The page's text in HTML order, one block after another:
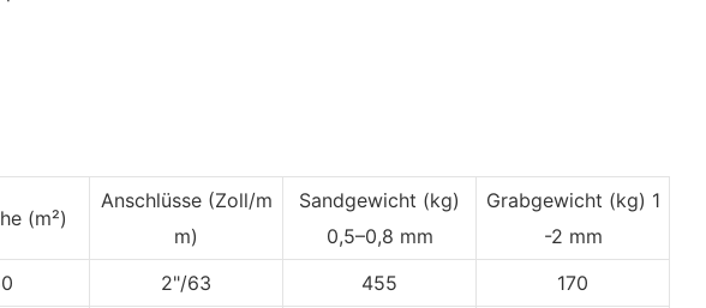
(m²)
Anschlüsse (Zoll/m
m)
Sandgewicht (kg)
0,5–0,8 mm
Grabgewicht (kg) 1
-2 mm
2"/63 455
170